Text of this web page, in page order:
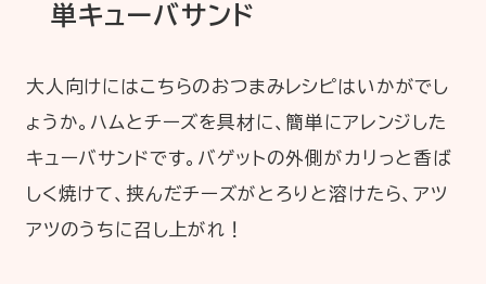
単キューバサンド
大人向けにはこちらのおつまみレシピはいかがでし
ょうか。ハムとチーズを具材に、簡単にアレンジした
キューバサンドです。バゲットの外側がカリっと香ば
しく焼けて、挟んだチーズがとろりと溶けたら、アツ
アツのうちに召し上がれ！